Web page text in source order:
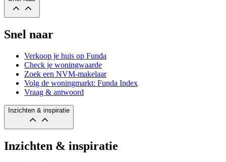
Snel naar
Verkoop je huis op Funda
Check je woningwaarde
Zoek een NVM-makelaar
Volg de woningmarkt: Funda Index
Vraag & antwoord
Inzichten & inspiratie
Inzichten & inspiratie